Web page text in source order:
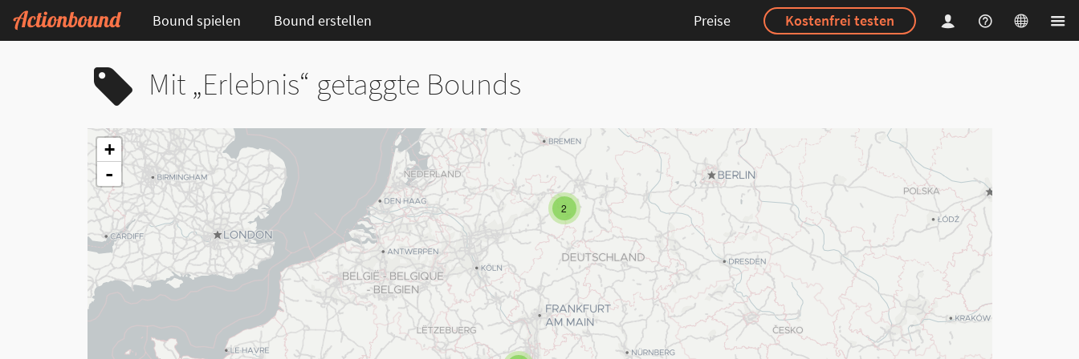
Bound spielen Bound erstellen Preise Kostenfrei testen
Mit „Erlebnis“ getaggte Bounds
2
+
-